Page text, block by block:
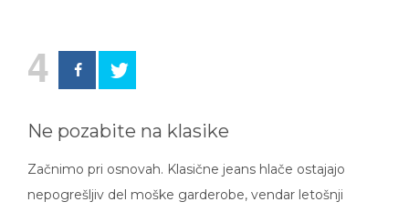
4
Ne pozabite na klasike
Začnimo pri osnovah. Klasične jeans hlače ostajajo
nepogrešljiv del moške garderobe, vendar letošnji